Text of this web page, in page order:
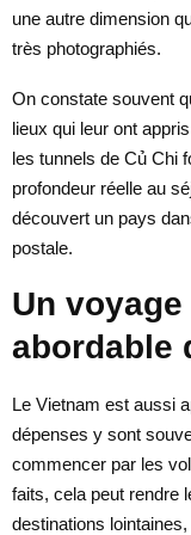
une autre dimension
très photographiés.
On constate souvent
lieux qui leur ont
les tunnels de Củ Chi
profondeur réelle au
découvert un pays
postale.
Un
abordable
Le Vietnam est aussi
dépenses y sont
commencer par les
faits, cela peut rendre
destinations